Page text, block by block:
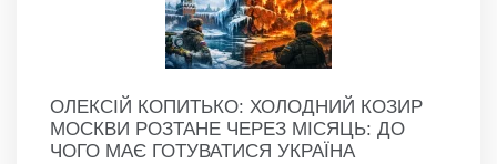
ОЛЕКСІЙ КОПИТЬКО: ХОЛОДНИЙ КОЗИР
МОСКВИ РОЗТАНЕ ЧЕРЕЗ МІСЯЦЬ: ДО
ЧОГО МАЄ ГОТУВАТИСЯ УКРАЇНА